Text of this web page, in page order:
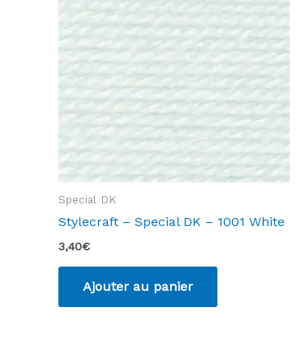
Special DK
Stylecraft – Special DK – 1001 White
3,40€
Ajouter au panier